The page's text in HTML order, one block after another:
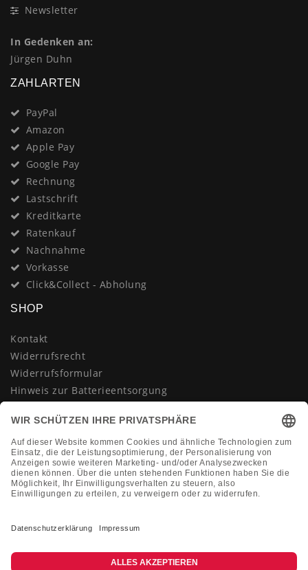
Newsletter
In Gedenken an:
Jürgen Duhn
ZAHLARTEN
PayPal
Amazon
Apple Pay
Google Pay
Rechnung
Lastschrift
Kreditkarte
Ratenkauf
Nachnahme
Vorkasse
Click&Collect - Abholung
SHOP
Kontakt
Widerrufsrecht
Widerrufsformular
Hinweis zur Batterieentsorgung
AGB
Impressum
Vertrag widerrufen
KONTAKT
Montag-Freitag 10:00-18:00 Uhr
shop@dienadel.de